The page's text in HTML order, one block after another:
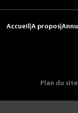
Accueil A propos
Plan du site